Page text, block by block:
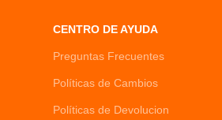
CENTRO DE AYUDA
Preguntas Frecuentes
Políticas de Cambios
Políticas de Devolucion